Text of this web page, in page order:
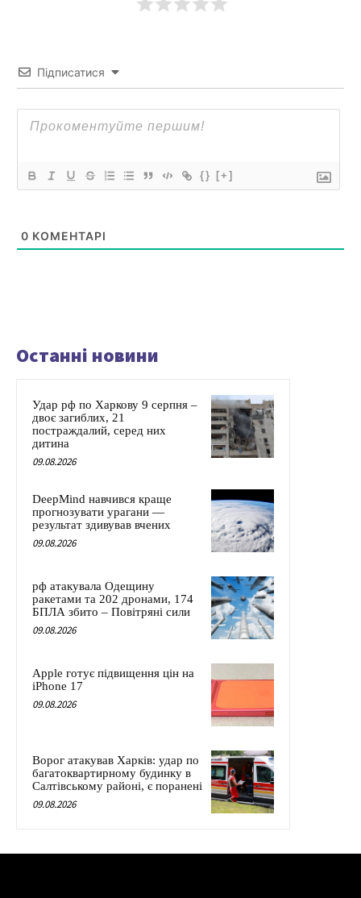
Підписатися
{} [+]
0 КОМЕНТАРІ
Останні новини
Удар рф по Харкову 9 серпня –
двоє загиблих, 21
постраждалий, серед них
дитина
09.08.2026
DeepMind навчився краще
прогнозувати урагани —
результат здивував вчених
09.08.2026
рф атакувала Одещину
ракетами та 202 дронами, 174
БПЛА збито – Повітряні сили
09.08.2026
Apple готує підвищення цін на
iPhone 17
09.08.2026
Ворог атакував Харків: удар по
багатоквартирному будинку в
Салтівському районі, є поранені
09.08.2026